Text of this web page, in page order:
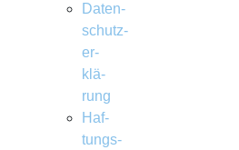
Daten­
schutz­
er­
klä­
rung
Haf­
tungs­